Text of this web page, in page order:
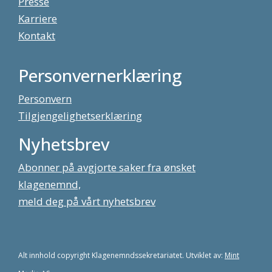
Karriere
Kontakt
Personvernerklæring
Personvern
Tilgjengelighetserklæring
Nyhetsbrev
Abonner på avgjorte saker fra ønsket
klagenemnd,
meld deg på vårt nyhetsbrev
Alt innhold copyright Klagenemndssekretariatet. Utviklet av: Mint